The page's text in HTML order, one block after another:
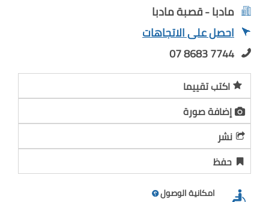
مادبا - قصبة مادبا
احصل على الاتجاهات
07 8683 7744
اكتب تقييما
إضافة صورة
نشر
حفظ
امكانية الوصول